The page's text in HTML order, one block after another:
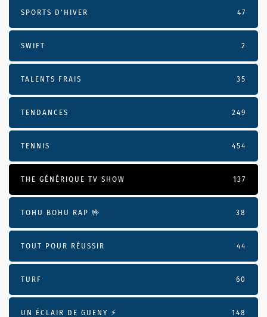
SPORTS D'HIVER 47
SWIFT 2
TALENTS FRAIS 35
TENDANCES 249
TENNIS 454
THE GÉNÉRIQUE TV SHOW 137
TOHU BOHU RAP 🤟 38
TOUT POUR RÉUSSIR 44
TURF 60
UN ÉCLAIR DE GUENY ⚡️ 148